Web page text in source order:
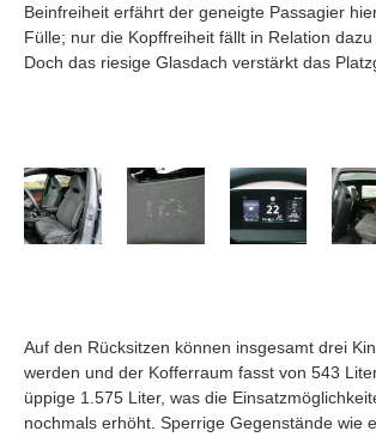
Beinfreiheit erfährt der geneigte Passagier
Fülle; nur die Kopffreiheit fällt in Relation dazu
Doch das riesige Glasdach verstärkt das
Auf den Rücksitzen können insgesamt drei
werden und der Kofferraum fasst von 543
üppige 1.575 Liter, was die
nochmals erhöht. Sperrige Gegenstände wie